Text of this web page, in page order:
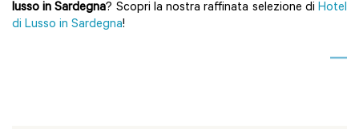
lusso in Sardegna? Scopri la nostra raffinata selezione diHotel
di Lusso in Sardegna!